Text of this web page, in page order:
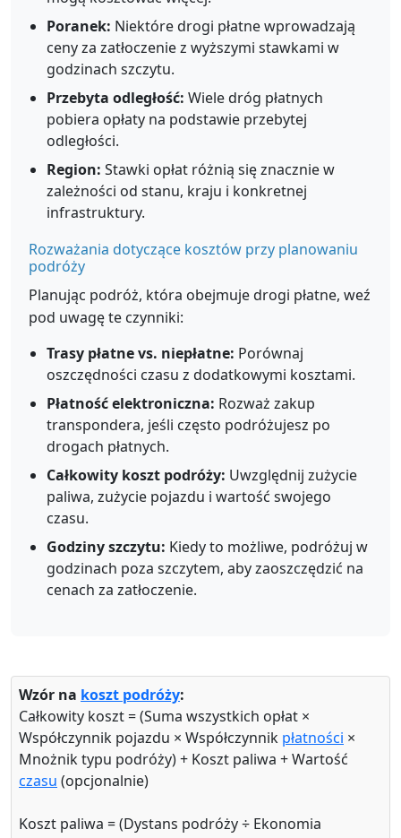
Poranek: Niektóre drogi płatne wprowadzają
ceny za zatłoczenie z wyższymi stawkami w
godzinach szczytu.
Przebyta odległość: Wiele dróg płatnych
pobiera opłaty na podstawie przebytej
odległości.
Region: Stawki opłat różnią się znacznie w
zależności od stanu, kraju i konkretnej
infrastruktury.
Rozważania dotyczące kosztów przy planowaniu
podróży
Planując podróż, która obejmuje drogi płatne, weź
pod uwagę te czynniki:
Trasy płatne vs. niepłatne: Porównaj
oszczędności czasu z dodatkowymi kosztami.
Płatność elektroniczna: Rozważ zakup
transpondera, jeśli często podróżujesz po
drogach płatnych.
Całkowity koszt podróży: Uwzględnij zużycie
paliwa, zużycie pojazdu i wartość swojego
czasu.
Godziny szczytu: Kiedy to możliwe, podróżuj w
godzinach poza szczytem, aby zaoszczędzić na
cenach za zatłoczenie.
Wzór na koszt podróży:
Całkowity koszt = (Suma wszystkich opłat ×
Współczynnik pojazdu × Współczynnik płatności ×
Mnożnik typu podróży) + Koszt paliwa + Wartość
czasu (opcjonalnie)
Koszt paliwa = (Dystans podróży ÷ Ekonomia